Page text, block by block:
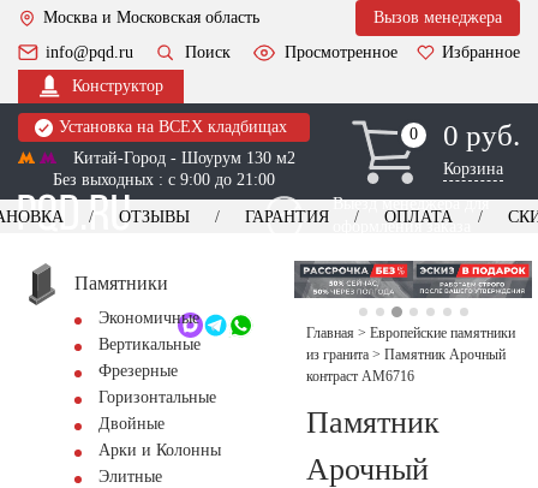
Москва и Московская область
Вызов менеджера
info@pqd.ru
Поиск Просмотренное
Избранное
Конструктор
Установка на ВСЕХ кладбищах
Китай-Город - Шоурум 130 м2
Без выходных : с 9:00 до 21:00
0
0 0 руб.
Корзина
Выезд менеджера для
оформления заказа
+7 (495) 518-44-23
Обратный звонок
ОТЗЫВЫ ГАРАНТИЯ ОПЛАТА
Памятники
Экономичные
Вертикальные
Фрезерные
Горизонтальные
Двойные
Арки и Колонны
Элитные
Главная > Европейские памятники
из гранита > Памятник Арочный
контраст AM6716
Памятник
Арочный